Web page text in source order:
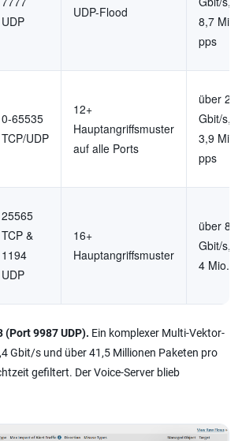
UDP
UDP-Flood
8,7 Mio.
pps
0-65535
TCP/UDP
12+
Hauptangriffsmuster
auf alle Ports
über
Gbit/s,
3,9 Mio.
pps
25565
TCP &
1194
UDP
16+
Hauptangriffsmuster
über 8,6
Gbit/s,
4 Mio.
(Port 9987 UDP). Ein komplexer Multi-Vektor-
Gbit/s und über 41,5 Millionen Paketen pro
gefiltert. Der Voice-Server blieb